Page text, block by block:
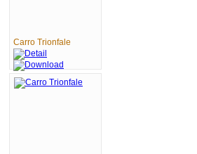
Carro Trionfale